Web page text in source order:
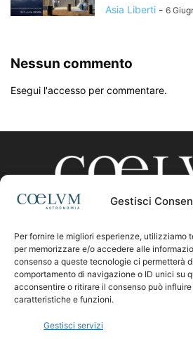
Gestisci
Per fornire le migliori esperienze, utilizziamo
per memorizzare e/o accedere alle
consenso a queste tecnologie ci permetterà
comportamento di navigazione o ID unici su
acconsentire o ritirare il consenso può
caratteristiche e funzioni.
Gestisci servizi
Asia Liberti - 6
Nessun commento
Esegui l'accesso per commentare.
CHI
Contattaci: